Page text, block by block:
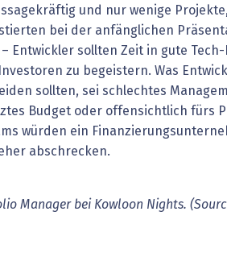
und nur wenige
bei der anfänglichen
Entwickler sollten Zeit in gute Tech-
zu begeistern. Was
sollten, sei schlechtes
Budget oder offensichtlich fürs
würden ein
abschrecken.
Manager bei Kowloon Nights.